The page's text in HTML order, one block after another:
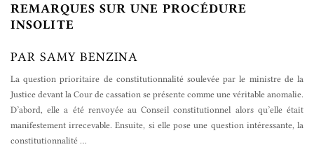
REMARQUES SUR UNE PROCÉDURE
INSOLITE
PAR SAMY BENZINA
La question prioritaire de constitutionnalité soulevée par le ministre de la
Justice devant la Cour de cassation se présente comme une véritable anomalie.
D’abord, elle a été renvoyée au Conseil constitutionnel alors qu’elle était
manifestement irrecevable. Ensuite, si elle pose une question intéressante, la
constitutionnalité …